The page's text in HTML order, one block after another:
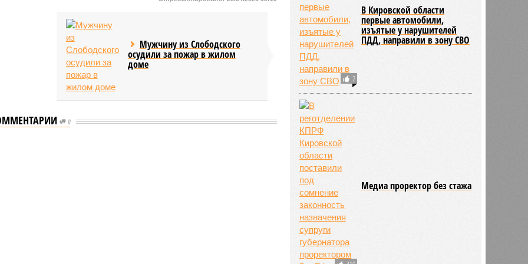
Мужчину из Слободского
осудили за пожар в жилом
доме
0
2
В Кировской области
первые автомобили,
изъятые у нарушителей
ПДД, направили в зону СВО
Медиа проректор без стажа